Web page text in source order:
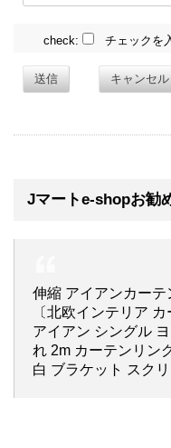
check: チェックを
送信 キャンセル
Jマートe-shopお勧
伸縮 アイアンカー
〔北欧インテリア
アイアン シングル
れ 2m カーテンリン
白 ブラケット スク